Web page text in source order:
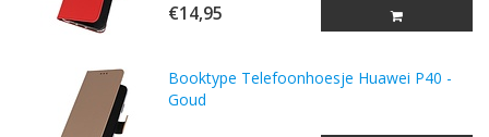
€14,95
Booktype Telefoonhoesje Huawei P40 -
Goud